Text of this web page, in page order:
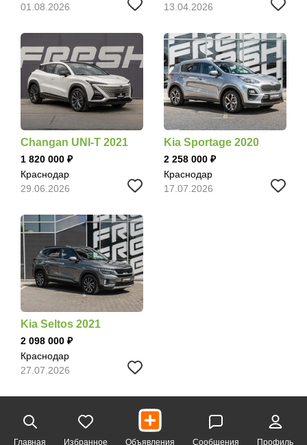
01.08.2026
13.04.2026
Changan UNI-T 2021
1 820 000
Краснодар
29.06.2026
Kia Sportage 2020
2 258 000
Краснодар
17.07.2026
Kia Seltos 2021
2 098 000
Краснодар
27.07.2026
Главная Избранное Объявления Сообщения Профиль